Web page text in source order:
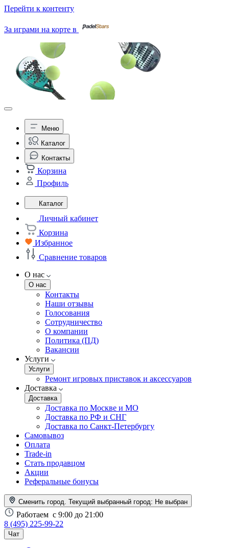
Перейти к контенту
За играми на корте в
Меню
Каталог
Контакты
Корзина
Профиль
Каталог
Личный кабинет
Корзина
Избранное
Сравнение товаров
О нас
О нас
Контакты
Наши отзывы
Голосования
Сотрудничество
О компании
Политика (ПД)
Вакансии
Услуги
Услуги
Ремонт игровых приставок и аксессуаров
Доставка
Доставка
Доставка по Москве и МО
Доставка по РФ и СНГ
Доставка по Санкт-Петербургу
Самовывоз
Оплата
Trade-in
Стать продавцом
Акции
Реферальные бонусы
Сменить город. Текущий выбранный город: Не выбран
Работаем с 9:00 до 21:00
8 (495) 225-99-22
Чат